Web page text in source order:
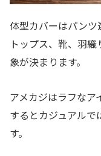
体型カバーはパンツ
トップス、靴、羽
象が決まります。
アメカジはラフなア
するとカジュアルで
す。